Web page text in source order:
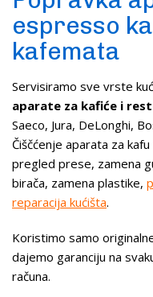
espresso
kafemata
Servisiramo sve vrste
aparate za kafiće i
Saeco, Jura, DeLonghi,
Čiščćenje aparata za
pregled prese, zamena
birača, zamena plastike,
reparacija kućišta.
Koristimo samo
dajemo garanciju na
računa.